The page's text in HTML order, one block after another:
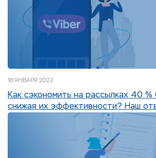
18 ЯНВАРЯ 2022
Как сэкономить на рассылках 40
снижая их эффективности? Наш